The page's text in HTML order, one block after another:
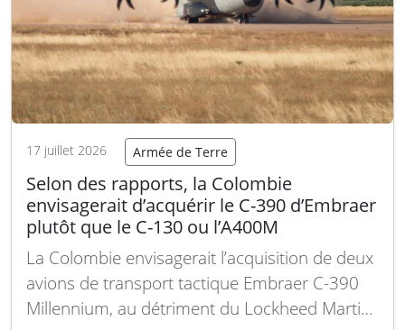
17 juillet 2026 Armée de Terre
Selon des rapports, la Colombie
envisagerait d’acquérir le C-390 d’Embraer
plutôt que le C-130 ou l’A400M
La Colombie envisagerait l’acquisition de deux
avions de transport tactique Embraer C-390
Millennium, au détriment du Lockheed Martin